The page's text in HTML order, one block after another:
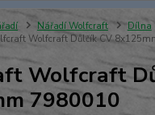
Nářadí Wolfcraft Dílna
Wolfcraft Důlčík CV
Wolfcraft
7980010